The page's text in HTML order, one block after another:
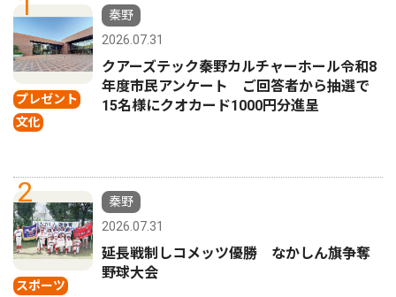
プレゼント
文化
秦野
2026.07.31
クアーズテック秦野カルチャーホール令和8
年度市民アンケート ご回答者から抽選で
15名様にクオカード1000円分進呈
2
スポーツ
秦野
2026.07.31
延長戦制しコメッツ優勝 なかしん旗争奪
野球大会